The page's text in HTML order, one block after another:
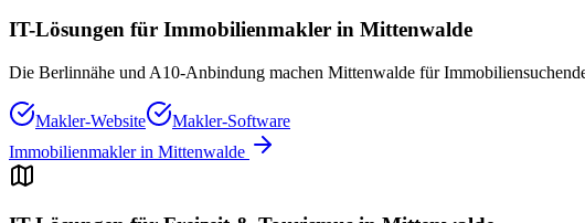
IT-Lösungen für Immobilienmakler in Mittenwalde
Die Berlinnähe und A10-Anbindung machen Mittenwalde für
Makler-Website
Makler-Software
Immobilienmaklerin Mittenwalde